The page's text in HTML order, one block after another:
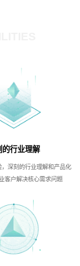
的行业理解
，深刻的行业理解和产品化
客户解决核心需求问题